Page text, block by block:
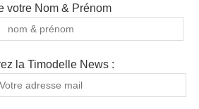
votre Nom & Prénom
la Timodelle News :